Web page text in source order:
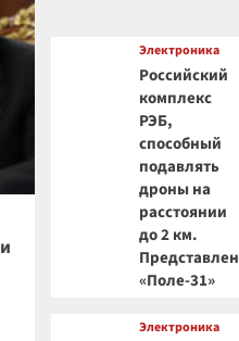
Электроника
Российский
комплекс
РЭБ,
способный
подавлять
дроны на
расстоянии
до 2 км.
Представлен
«Поле-31»
Электроника